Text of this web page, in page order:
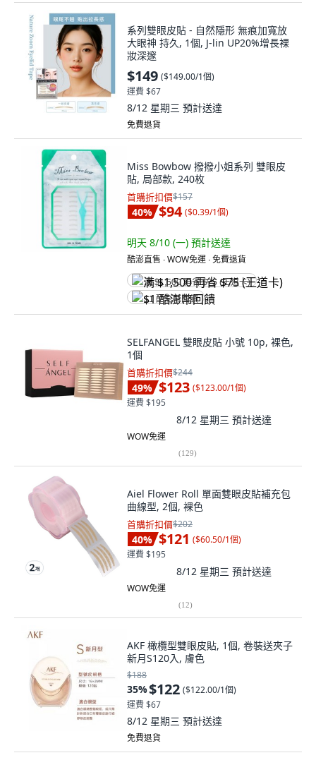
系列雙眼皮貼 - 自然隱形 無痕加寬放
大眼神 持久, 1個, J-lin UP20%增長裸
妝深邃
$149 ($149.00/1個)
運費 $67
8/12 星期三 預計送達
免費退貨
Miss Bowbow 撥撥小姐系列 雙眼皮
貼, 局部款, 240枚
首購折扣價$157
40% $94 ($0.39/1個)
明天 8/10 (一) 預計送達
酷澎直售 ∙ WOW免運 ∙ 免費退貨
满 $1,500 再省 $75 (王道卡)
$1 酷澎幣回饋
SELFANGEL 雙眼皮貼 小號 10p, 裸色,
1個
首購折扣價$244
49% $123 ($123.00/1個)
運費 $195
8/12 星期三 預計送達
WOW免運
(129)
Aiel Flower Roll 單面雙眼皮貼補充包
曲線型, 2個, 裸色
首購折扣價$202
40% $121 ($60.50/1個)
運費 $195
8/12 星期三 預計送達
WOW免運
(12)
AKF 橄欖型雙眼皮貼, 1個, 卷裝送夾子
新月S120入, 膚色
$188
35%$122 ($122.00/1個)
運費 $67
8/12 星期三 預計送達
免費退貨